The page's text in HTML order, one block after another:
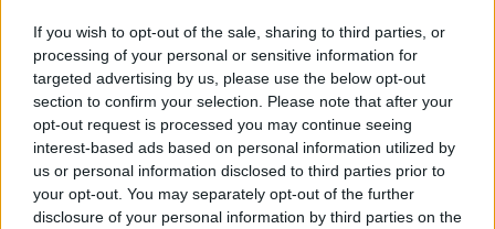
If you wish to opt-out of the sale, sharing to third parties, or
processing of your personal or sensitive information for
targeted advertising by us, please use the below opt-out
section to confirm your selection. Please note that after your
opt-out request is processed you may continue seeing
interest-based ads based on personal information utilized by
us or personal information disclosed to third parties prior to
your opt-out. You may separately opt-out of the further
disclosure of your personal information by third parties on the